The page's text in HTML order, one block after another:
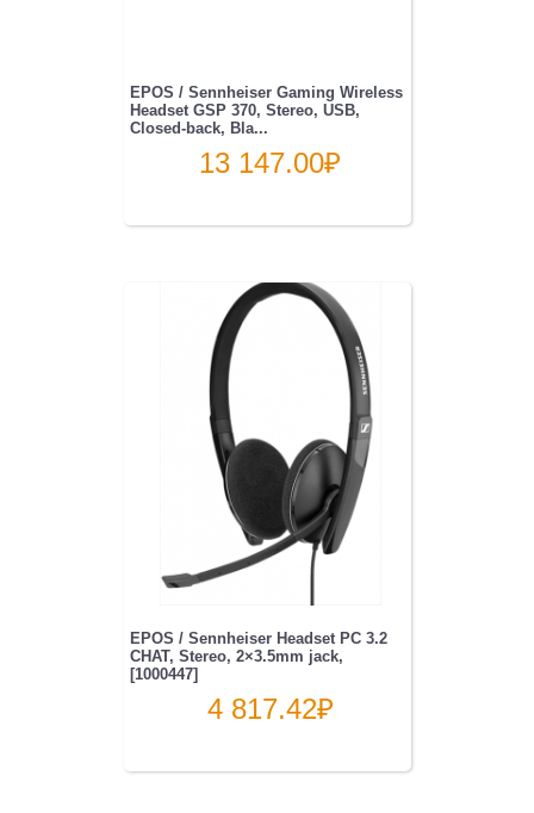
EPOS / Sennheiser Gaming Wireless
Headset GSP 370, Stereo, USB,
Closed-back, Bla...
13 147.00₽
EPOS / Sennheiser Headset PC 3.2
CHAT, Stereo, 2×3.5mm jack,
[1000447]
4 817.42₽